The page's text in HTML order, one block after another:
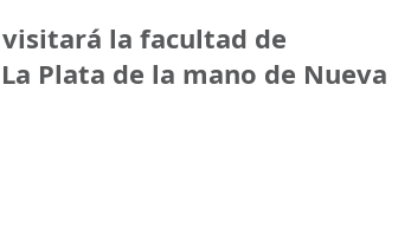
la facultad de
Plata de la mano de Nueva